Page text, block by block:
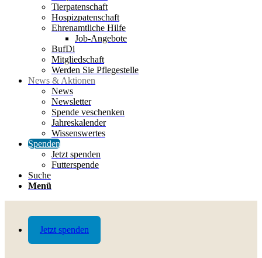
Jetzt spenden
Tierpatenschaft
Hospizpatenschaft
Ehrenamtliche Hilfe
Job-Angebote
BufDi
Mitgliedschaft
Werden Sie Pflegestelle
News & Aktionen
News
Newsletter
Spende veschenken
Jahreskalender
Wissenswertes
Spenden
Jetzt spenden
Futterspende
Suche
Menü